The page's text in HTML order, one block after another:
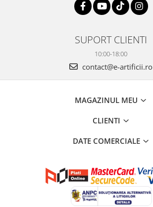
SUPORT CLIENTI
10:00-18:00
contact@e-artificii.ro
MAGAZINUL MEU
CLIENTI
DATE COMERCIALE